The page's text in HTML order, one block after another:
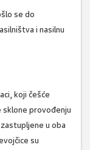
se do
i nasilnu
koji češće
provođenju
u oba
su